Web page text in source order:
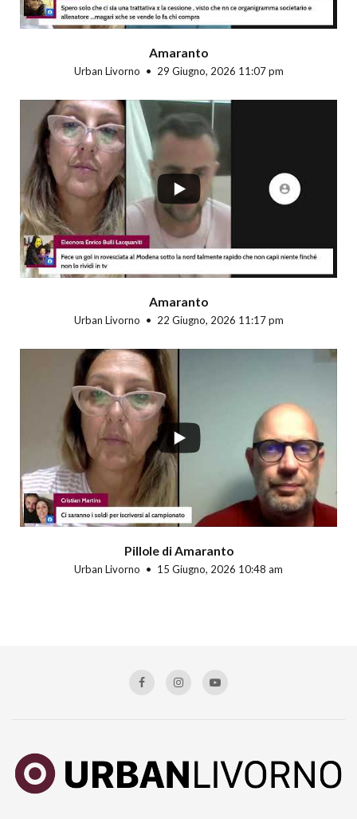
Amaranto
Urban Livorno 29 Giugno, 2026 11:07 pm
Amaranto
Urban Livorno 22 Giugno, 2026 11:17 pm
Pillole di Amaranto
Urban Livorno 15 Giugno, 2026 10:48 am